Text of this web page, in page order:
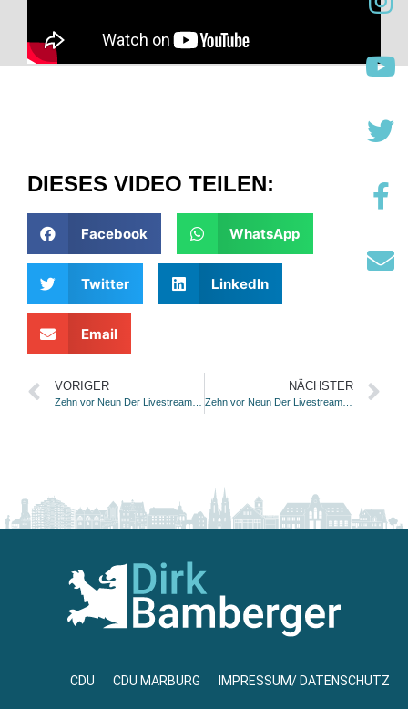
DIESES VIDEO TEILEN:
Facebook WhatsApp
Twitter LinkedIn
Email
VORIGER NÄCHSTER
Zehn vor Neun Der Livestream bei Kaffee und News 18.02.2021
CDU CDU MARBURG IMPRESSUM/ DATENSCHUTZ